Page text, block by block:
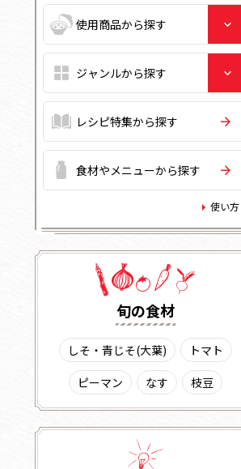
レシピ特集から探す
食材やメニューから探す
使い方
旬の⾷材
しそ・青じそ(大葉)
トマト
ピーマン
なす 枝豆